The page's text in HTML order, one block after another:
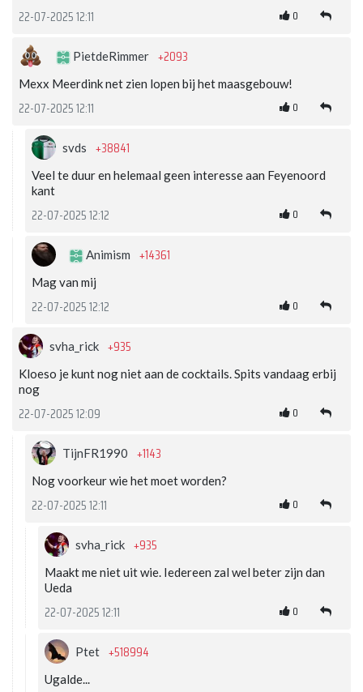
22-07-2025 12:11 0
PietdeRimmer +2093
Mexx Meerdink net zien lopen bij het maasgebouw!
22-07-2025 12:11 0
svds +38841
Veel te duur en helemaal geen interesse aan Feyenoord
kant
22-07-2025 12:12 0
Animism +14361
Mag van mij
22-07-2025 12:12 0
svha_rick +935
Kloeso je kunt nog niet aan de cocktails. Spits vandaag erbij
nog
22-07-2025 12:09 0
TijnFR1990 +1143
Nog voorkeur wie het moet worden?
22-07-2025 12:11 0
svha_rick +935
Maakt me niet uit wie. Iedereen zal wel beter zijn dan
Ueda
22-07-2025 12:11 0
Ptet +518994
Ugalde...